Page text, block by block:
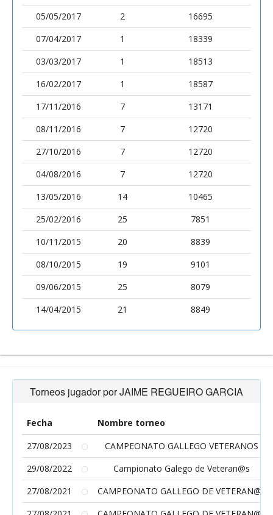
05/05/2017
2
16695
07/04/2017
1
18339
03/03/2017
1
18513
16/02/2017
1
18587
17/11/2016
7
13171
08/11/2016
7
12720
27/10/2016
7
12720
04/08/2016
7
12720
13/05/2016
14
10465
25/02/2016
25
7851
10/11/2015
20
8839
08/10/2015
19
9101
09/06/2015
25
8079
14/04/2015
21 8849
Torneos jugador por JAIME REGUEIRO GARCIA
Fecha
Nombre torneo
27/08/2023
CAMPEONATO GALLEGO VETERANOS
29/08/2022
Campionato Galego de Veteran@s
27/08/2021
CAMPEONATO GALLEGO DE VETERAN@S